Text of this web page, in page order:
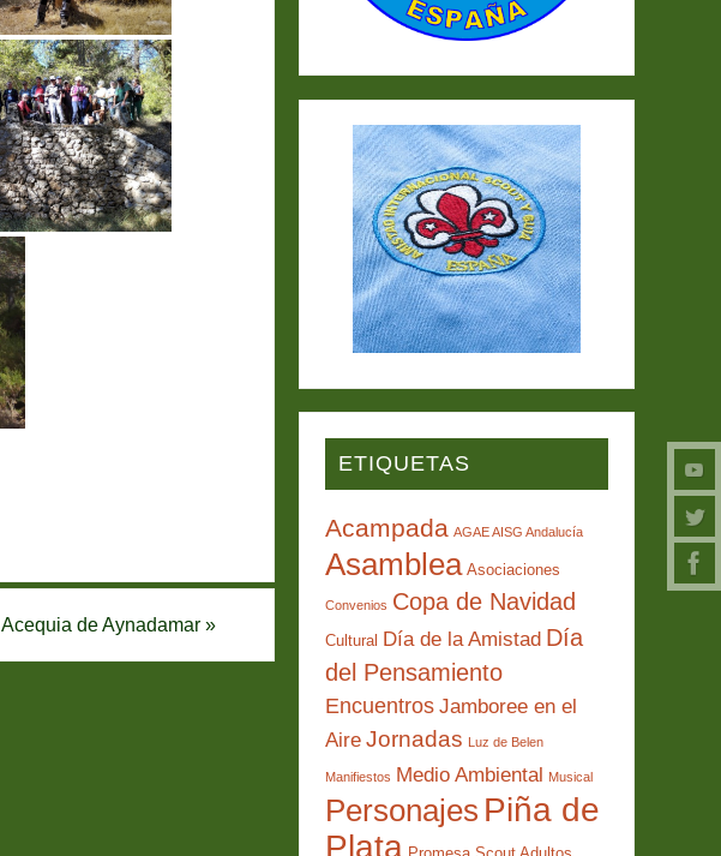
Acequia de Aynadamar »
ETIQUETAS
Acampada AGAE AISG Andalucía
Asamblea Asociaciones
Convenios Copa de Navidad
Cultural Día de la Amistad Día
del Pensamiento
Encuentros Jamboree en el
Aire Jornadas Luz de Belen
Manifiestos Medio Ambiental Musical
Personajes Piña de
Plata